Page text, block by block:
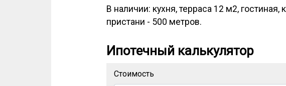
В наличии: кухня, терраса 12 м2,
пристани - 500 метров.
Ипотечный калькулятор
Стоимость